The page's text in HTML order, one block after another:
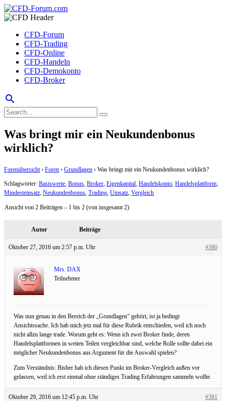
CFD-Forum
CFD-Trading
CFD-Online
CFD-Handeln
CFD-Demokonto
CFD-Broker
search
Was bringt mir ein Neukundenbonus
wirklich?
Forenübersicht › Foren › Grundlagen › Was bringt mir ein Neukundenbonus wirklich?
Schlagwörter: Basiswerte, Bonus, Broker, Eigenkapital, Handelskonto, Handelsplattform,
Mindesteinsatz, Neukundenbonus, Trading, Umsatz, Vergleich
Ansicht von 2 Beiträgen – 1 bis 2 (von insgesamt 2)
Autor Beiträge
Oktober 27, 2016 um 2:57 p.m. Uhr #380
Mrs. DAX
Teilnehmer
Was nun genau in den Bereich der „Grundlagen“ gehört, ist ja bedingt
Ansichtssache. Ich hab mich jetz mal für diese Rubrik entschieden, weil ich noch
nicht allzu lange trade. Worum geht es: Wenn ich zwei Broker finde, deren
Handelsplattformen in weiten Teilen vergleichbar sind, welche Rolle sollte dabei ein
möglicher Neukundenbonus aus Argument für die Auswahl spielen?
Zum Verständnis: Bisher hab ich diesen Punkt im Broker-Vergleich außen vor
gelassen, weil ich erst einmal ohne ständiges Trading Erfahrungen sammeln wollte.
Oktober 29, 2016 um 12:45 p.m. Uhr #381